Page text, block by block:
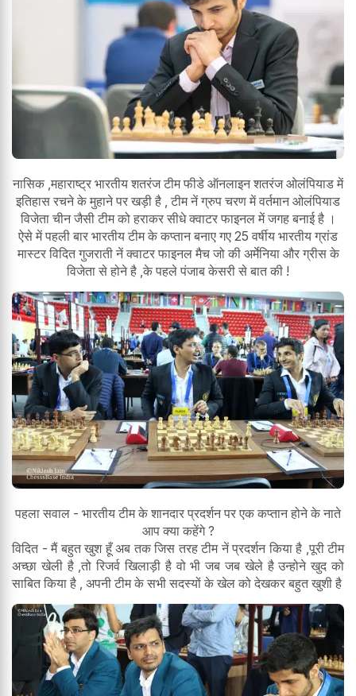
नासिक ,महाराष्ट्र भारतीय शतरंज टीम फीडे ऑनलाइन शतरंज ओलंपियाड में
इतिहास रचने के मुहाने पर खड़ी है , टीम नें ग्रुप चरण में वर्तमान ओलंपियाड
विजेता चीन जैसी टीम को हराकर सीधे क्वाटर फाइनल में जगह बनाई है ।
ऐसे में पहली बार भारतीय टीम के कप्तान बनाए गए 25 वर्षीय भारतीय ग्रांड
मास्टर विदित गुजराती नें क्वाटर फाइनल मैच जो की अर्मेनिया और ग्रीस के
विजेता से होने है ,के पहले पंजाब केसरी से बात की !
पहला सवाल - भारतीय टीम के शानदार प्रदर्शन पर एक कप्तान होने के नाते
आप क्या कहेंगे ?
विदित - मैं बहुत खुश हूँ अब तक जिस तरह टीम नें प्रदर्शन किया है ,पूरी टीम
अच्छा खेली है ,तो रिजर्व खिलाड़ी है वो भी जब जब खेले है उन्होने खुद को
साबित किया है , अपनी टीम के सभी सदस्यों के खेल को देखकर बहुत खुशी है